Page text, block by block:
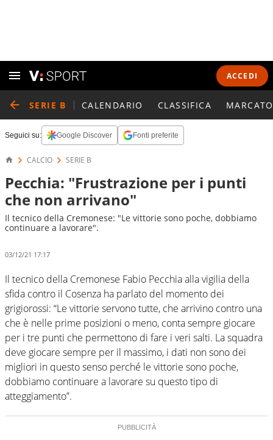
ACCEDI
SERIE B CALENDARIO CLASSIFICA
Seguici su: Google Discover Fonti preferite
CALCIO SERIE B
Pecchia: "Frustrazione per i punti
che non arrivano"
Il tecnico della Cremonese: "Le vittorie sono poche, dobbiamo
continuare a lavorare".
03/12/21 17:17
Il tecnico della Cremonese Fabio Pecchia alla vigilia della
sfida contro il Cosenza ha parlato del momento dei
grigiorossi: “Le vittorie servono tutte, che arrivino contro una
che è nelle prime posizioni o meno, conta sempre giocare
per i tre punti che permettono di fare i veri salti. La squadra
deve giocare sempre per il massimo, i dati non sono dei
migliori in questo senso perché le vittorie sono poche,
dobbiamo continuare a lavorare su questo tipo di
atteggiamento”.